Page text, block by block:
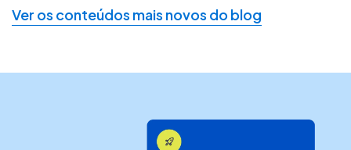
Ver os conteúdos mais novos do blog